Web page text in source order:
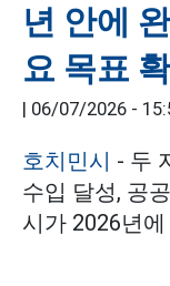
년 안에
요 목표
| 06/07/2026 -
호치민시 - 두
수입 달성, 공
시가 2026년